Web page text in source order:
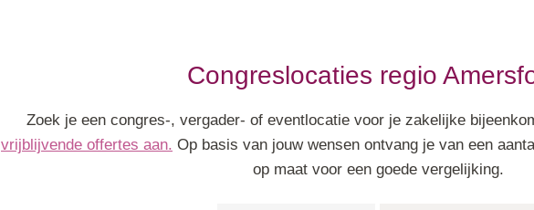
Congreslocaties regio
Zoek je een congres-, vergader- of eventlocatie voor je zakelijke
vrijblijvende offertes aan. Op basis van jouw wensen ontvang je van een
op maat voor een goede vergelijking.